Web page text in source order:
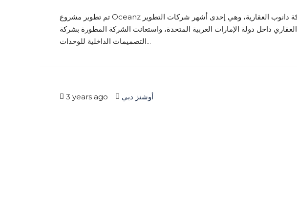
تم تطوير مشروع Oceanz في مدينة دبي الملاحية من قبل شركة دانوب العقارية، وهي إحدى أشهر شركات التطوير
العقاري داخل دولة الإمارات العربية المتحدة، واستعانت الشركة المطورة بشركة "Tonino Lamborghini CASA" لتنفيذ
التصميمات الداخلية للوحدات...
3 years ago أوشنز دبي